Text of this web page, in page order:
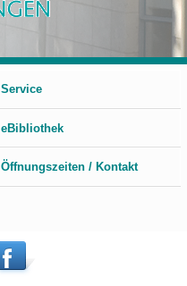
Service
eBibliothek
Öffnungszeiten / Kontakt